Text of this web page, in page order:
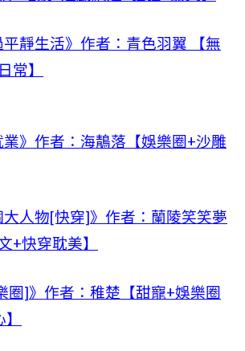
平靜生活》作者：青色羽翼 【無
常】
業》作者：海鶄落【娛樂圈+沙雕
大人物[快穿]》作者：蘭陵笑笑夢
+快穿耽美】
圈]》作者：稚楚【甜寵+娛樂圈